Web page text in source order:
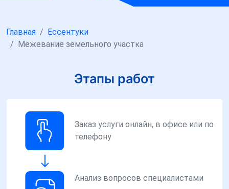
Главная
Ессентуки
Межевание земельного участка
Этапы работ
Заказ услуги онлайн, в офисе или по
телефону
Анализ вопросов специалистами